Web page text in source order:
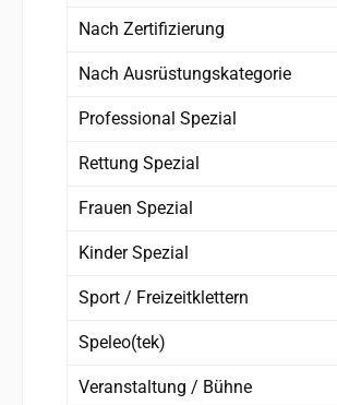
Nach Zertifizierung
Nach Ausrüstungskategorie
Professional Spezial
Rettung Spezial
Frauen Spezial
Kinder Spezial
Sport / Freizeitklettern
Speleo(tek)
Veranstaltung / Bühne